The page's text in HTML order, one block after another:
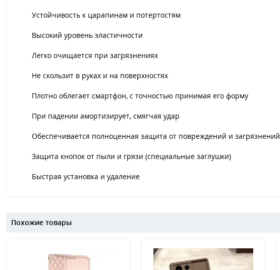
Устойчивость к царапинам и потертостям
Высокий уровень эластичности
Легко очищается при загрязнениях
Не скользит в руках и на поверхностях
Плотно облегает смартфон, с точностью принимая его форму
При падении амортизирует, смягчая удар
Обеспечивается полноценная защита от повреждений и загрязнений
Защита кнопок от пыли и грязи (специальные заглушки)
Быстрая установка и удаление
Похожие товары